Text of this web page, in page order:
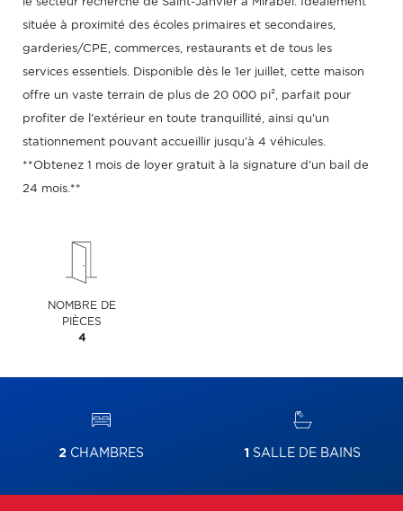
située à proximité des écoles primaires et secondaires,
garderies/CPE, commerces, restaurants et de tous les
services essentiels. Disponible dès le 1er juillet, cette maison
offre un vaste terrain de plus de 20 000 pi², parfait pour
profiter de l'extérieur en toute tranquillité, ainsi qu'un
stationnement pouvant accueillir jusqu'à 4 véhicules.
**Obtenez 1 mois de loyer gratuit à la signature d'un bail de
24 mois.**
NOMBRE DE
PIÈCES
4
2CHAMBRES 1 SALLE DE BAINS